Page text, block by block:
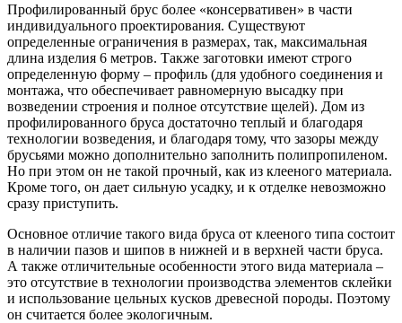
Профилированный брус более «консервативен» в части
индивидуального проектирования. Существуют
определенные ограничения в размерах, так, максимальная
длина изделия 6 метров. Также заготовки имеют строго
определенную форму – профиль (для удобного соединения и
монтажа, что обеспечивает равномерную высадку при
возведении строения и полное отсутствие щелей). Дом из
профилированного бруса достаточно теплый и благодаря
технологии возведения, и благодаря тому, что зазоры между
брусьями можно дополнительно заполнить полипропиленом.
Но при этом он не такой прочный, как из клееного материала.
Кроме того, он дает сильную усадку, и к отделке невозможно
сразу приступить.
Основное отличие такого вида бруса от клееного типа состоит
в наличии пазов и шипов в нижней и в верхней части бруса.
А также отличительные особенности этого вида материала –
это отсутствие в технологии производства элементов склейки
и использование цельных кусков древесной породы. Поэтому
он считается более экологичным.